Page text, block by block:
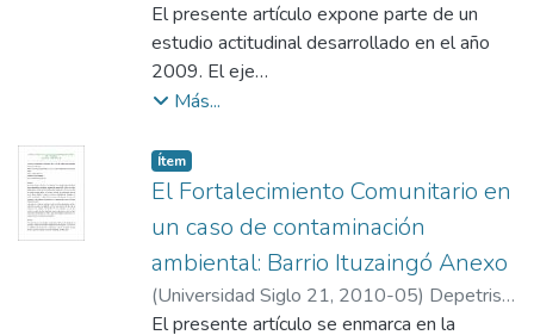
Mantovani, Maria Laura
El presente artículo expone parte de un
estudio actitudinal desarrollado en el año
2009. El eje
central del mismo fue identificar si existe en
población
que, dadas sus características, pueda
incluirse dentro del nicho de mercado
mundialmente
conocido como kidults. Asimismo, se buscó
indagar acerca de las particularidades del
segmento de hombres y mujeres de 25 a
Más...
Item type:
Ítem,
El Fortalecimiento Comunitario en
un caso de contaminación
ambiental: Barrio Ituzaingó Anexo
(Universidad Siglo 21, 2010-05) Depetris,
Juliana
El presente artículo se enmarca en la